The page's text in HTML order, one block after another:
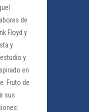
de
Floyd y
y
y
en
Fruto de
sus